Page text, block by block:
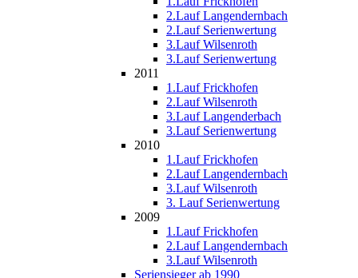
2.Lauf Langendernbach
2.Lauf Serienwertung
3.Lauf Wilsenroth
3.Lauf Serienwertung
2011
1.Lauf Frickhofen
2.Lauf Wilsenroth
3.Lauf Langenderbach
3.Lauf Serienwertung
2010
1.Lauf Frickhofen
2.Lauf Langendernbach
3.Lauf Wilsenroth
3. Lauf Serienwertung
2009
1.Lauf Frickhofen
2.Lauf Langendernbach
3.Lauf Wilsenroth
Seriensieger ab 1990